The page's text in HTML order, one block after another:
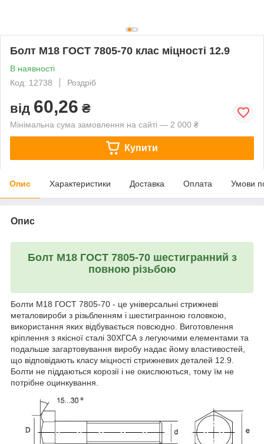
Болт М18 ГОСТ 7805-70 клас міцності 12.9
В наявності
Код: 12738
Роздріб
від 60,26 ₴
Мінімальна сума замовлення на сайті — 2 000 ₴
Купити
Опис Характеристики Доставка Оплата Умови
Опис
Болт М18 ГОСТ 7805-70 шестигранний з
повною різьбою
Болти М18 ГОСТ 7805-70 - це універсальні стрижневі
металовироби з різьбленням і шестигранною головкою,
використання яких відбувається повсюдно. Виготовлення
кріплення з якісної сталі 30ХГСА з легуючими елементами та
подальше загартовування виробу надає йому властивостей,
що відповідають класу міцності стрижневих деталей 12.9.
Болти не піддаються корозії і не окислюються, тому їм не
потрібне оцинкування.